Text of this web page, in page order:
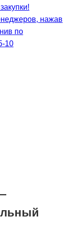
нажав
по
10